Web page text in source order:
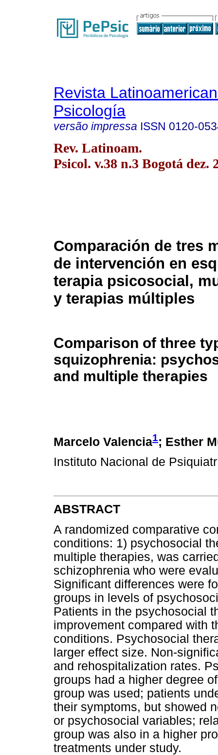
Revista
Psicología
versão impressa ISSN 0120-
Rev. Latinoam.
Psicol. v.38 n.3 Bogotá dez.
Comparación de tres
de intervención en
terapia psicosocial,
y terapias múltiples
Comparison of three
squizophrenia:
and multiple therapies
Marcelo Valencia1; Esther
Instituto Nacional de
ABSTRACT
A randomized comparative
conditions: 1) psychosocial
multiple therapies, was
schizophrenia who were
Significant differences were
groups in levels of
Patients in the psychosocial
improvement compared with
conditions. Psychosocial
larger effect size. Non-
and rehospitalization rates.
groups had a higher degree
group was used; patients
their symptoms, but showed
or psychosocial variables;
group was also in a higher
treatments under study.